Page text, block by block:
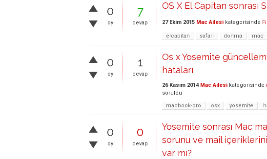
0
oy
7
cevap
OS X El Capitan sonrası
27 Ekim 2015 Mac Ailesi kategorisinde
elcapitan safari donma mac
0
oy
1
cevap
Os x Yosemite
hataları
26 Kasım 2014 Mac Ailesi kategorisinde
soruldu
macbook-pro
osx yosemite
0
oy
0
cevap
Yosemite sonrası Mac
sorunu ve mail
var mı?